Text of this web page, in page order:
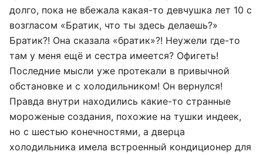
долго, пока не вбежала какая-то девчушка лет 10 с
возгласом «Братик, что ты здесь делаешь?»
Братик?! Она сказала «братик»?! Неужели где-то
там у меня ещё и сестра имеется? Офигеть!
Последние мысли уже протекали в привычной
обстановке и с холодильником! Он вернулся!
Правда внутри находились какие-то странные
мороженые создания, похожие на тушки индеек,
но с шестью конечностями, а дверца
холодильника имела встроенный кондиционер для